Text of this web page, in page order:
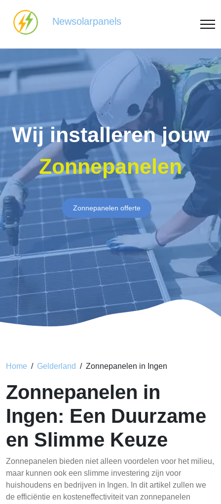
Newsolarpanels
Wij installeren jouw
Zonnepanelen
Zonnepanelen offerte
Home Gelderland Zonnepanelen in Ingen
Zonnepanelen in
Ingen: Een Duurzame
en Slimme Keuze
Zonnepanelen bieden niet alleen voordelen voor het milieu,
maar kunnen ook een slimme investering zijn voor
huishoudens en bedrijven in Ingen. In dit artikel zullen we
de efficiëntie en kosteneffectiviteit van zonnepanelen